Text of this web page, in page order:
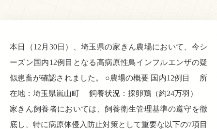
本日（12月30日）、埼玉県の家きん農場において、今シ
ーズン国内12例目となる高病原性鳥インフルエンザの疑
似患畜が確認されました。 ○農場の概要 国内12例目 所
在地：埼玉県嵐山町 飼養状況：採卵鶏（約24万羽）
家きん飼養者においては、飼養衛生管理基準の遵守を徹
底し、特に病原体侵入防止対策として重要な以下の7項目